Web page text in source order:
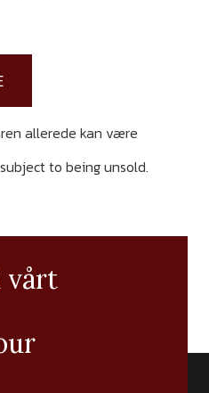
allerede kan være
to being unsold.
vårt